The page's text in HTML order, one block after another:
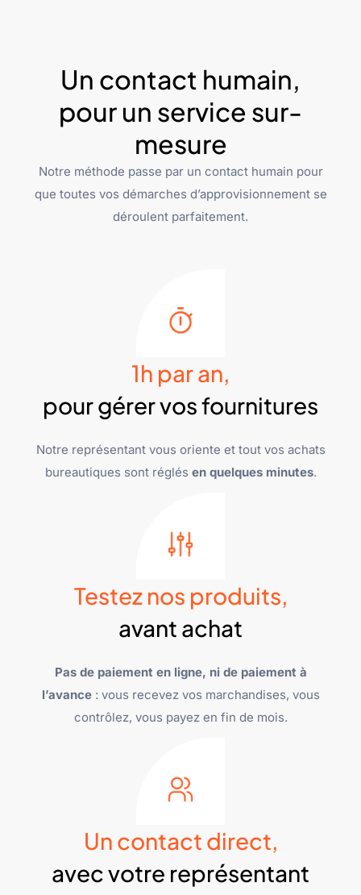
Un contact humain,
pour un service sur-
mesure
Notre méthode passe par un contact humain pour
que toutes vos démarches d’approvisionnement se
déroulent parfaitement.
1h par an,
pour gérer vos fournitures
Notre représentant vous oriente et tout vos achats
bureautiques sont réglés en quelques minutes.
Testez nos produits,
avant achat
Pas de paiement en ligne, ni de paiement à
l’avance: vous recevez vos marchandises, vous
contrôlez, vous payez en fin de mois.
Un contact direct,
avec votre représentant